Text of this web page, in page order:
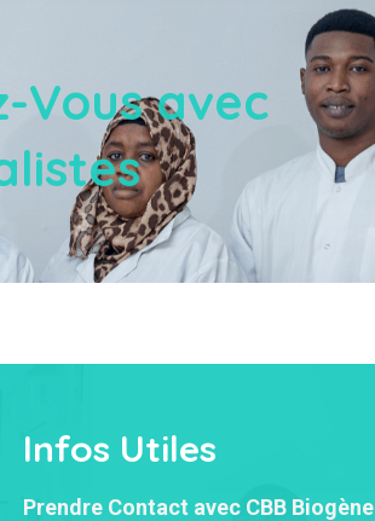
Vous avec
Infos Utiles
Prendre Contact avec CBB Biogène